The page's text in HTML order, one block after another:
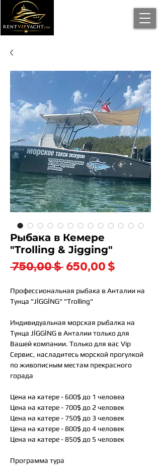
Рыбака в Кемере
"Trolling & Jigging"
750,00 $ Обычная
650,00 $
Профессиональная рыбака в Анталии на
Тунца "JİGGİNG" "Trolling"
Индивидуальная морская рыбалка на
Тунца JİGGİNG в Анталии только для
Вашей компании. Только для вас Vip
Сервис, насладитесь морской прогулкой
по живописным местам прекрасного
горада
Цена на катере - 600$ до 1 человеа
Цена на катере - 700$ до 2 человек
Цена на катере - 750$ до 3 человек
Цена на катере - 800$ до 4 человек
Цена на катере - 850$ до 5 человек
Программа тура